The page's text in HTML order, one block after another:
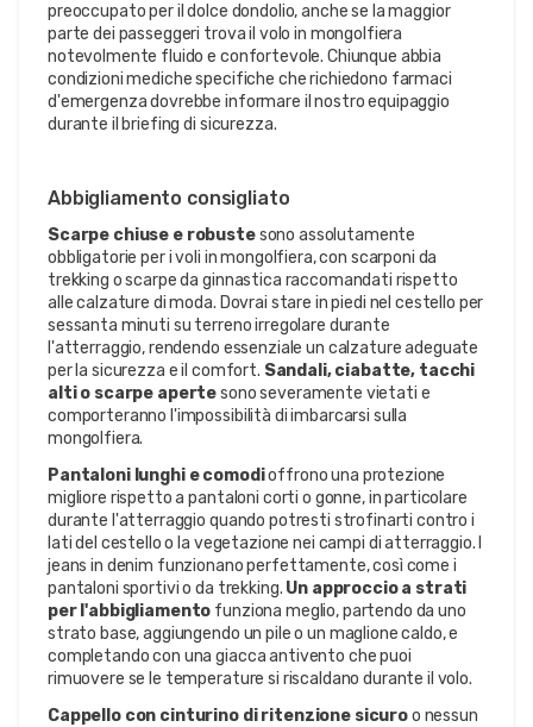
preoccupato per il dolce dondolio, anche se la maggior
parte dei passeggeri trova il volo in mongolfiera
notevolmente fluido e confortevole. Chiunque abbia
condizioni mediche specifiche che richiedono farmaci
d'emergenza dovrebbe informare il nostro equipaggio
durante il briefing di sicurezza.
Abbigliamento consigliato
Scarpe chiuse e robustesono assolutamente
obbligatorie per i voli in mongolfiera, con scarponi da
trekking o scarpe da ginnastica raccomandati rispetto
alle calzature di moda. Dovrai stare in piedi nel cestello per
sessanta minuti su terreno irregolare durante
l'atterraggio, rendendo essenziale un calzature adeguate
per la sicurezza e il comfort. Sandali, ciabatte, tacchi
alti o scarpe apertesono severamente vietati e
comporteranno l'impossibilità di imbarcarsi sulla
mongolfiera.
Pantaloni lunghi e comodioffrono una protezione
migliore rispetto a pantaloni corti o gonne, in particolare
durante l'atterraggio quando potresti strofinarti contro i
lati del cestello o la vegetazione nei campi di atterraggio. I
jeans in denim funzionano perfettamente, così come i
pantaloni sportivi o da trekking. Un approccio a strati
per l'abbigliamento funziona meglio, partendo da uno
strato base, aggiungendo un pile o un maglione caldo, e
completando con una giacca antivento che puoi
rimuovere se le temperature si riscaldano durante il volo.
Cappello con cinturino di ritenzione sicuroo nessun